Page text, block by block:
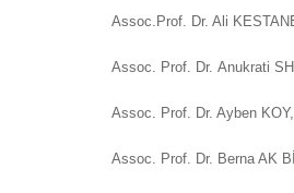
Assoc.Prof. Dr. Ali
Assoc. Prof. Dr. Anukrati
Assoc. Prof. Dr. Ayben
Assoc. Prof. Dr. Berna AK